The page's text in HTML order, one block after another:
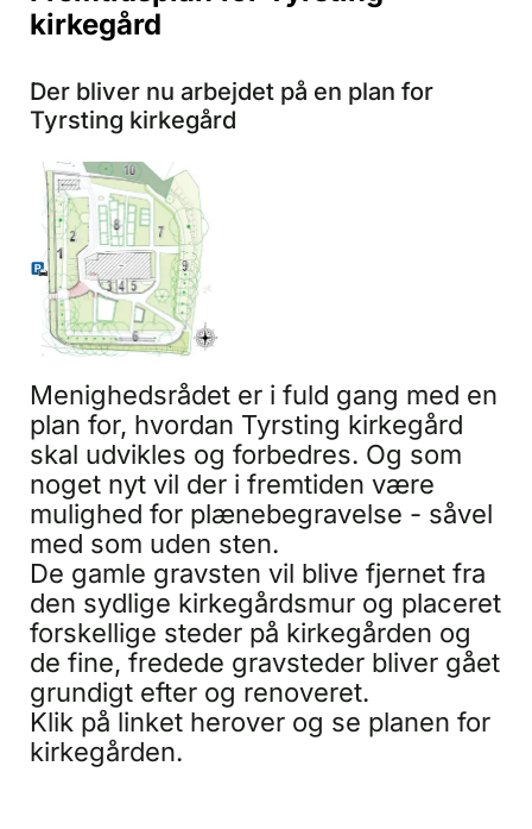
kirkegård
Der bliver nu arbejdet på en plan for
Tyrsting kirkegård
Menighedsrådet er i fuld gang med en
plan for, hvordan Tyrsting kirkegård
skal udvikles og forbedres. Og som
noget nyt vil der i fremtiden være
mulighed for plænebegravelse - såvel
med som uden sten.
De gamle gravsten vil blive fjernet fra
den sydlige kirkegårdsmur og placeret
forskellige steder på kirkegården og
de fine, fredede gravsteder bliver gået
grundigt efter og renoveret.
Klik på linket herover og se planen for
kirkegården.